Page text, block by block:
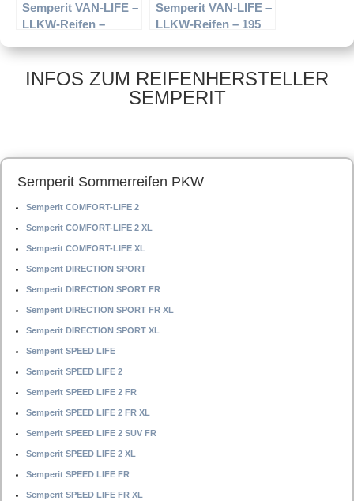
Semperit VAN-LIFE –
LLKW-Reifen –
– Sommerreifen
Semperit VAN-LIFE –
LLKW-Reifen – 195
Sommerreifen
INFOS ZUM REIFENHERSTELLER
SEMPERIT
Semperit Sommerreifen PKW
Semperit COMFORT-LIFE 2
Semperit COMFORT-LIFE 2 XL
Semperit COMFORT-LIFE XL
Semperit DIRECTION SPORT
Semperit DIRECTION SPORT FR
Semperit DIRECTION SPORT FR XL
Semperit DIRECTION SPORT XL
Semperit SPEED LIFE
Semperit SPEED LIFE 2
Semperit SPEED LIFE 2 FR
Semperit SPEED LIFE 2 FR XL
Semperit SPEED LIFE 2 SUV FR
Semperit SPEED LIFE 2 XL
Semperit SPEED LIFE FR
Semperit SPEED LIFE FR XL